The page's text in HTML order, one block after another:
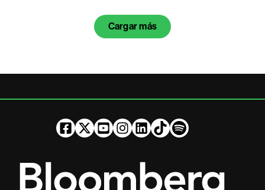
Cargar más